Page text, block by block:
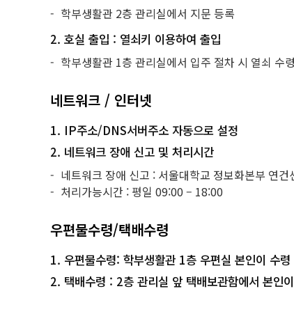
학부생활관 2층 관리실에서 지문 등록
2. 호실 출입 : 열쇠키 이용하여 출입
학부생활관 1층 관리실에서 입주 절차 시 열쇠 수령
네트워크 / 인터넷
1. IP주소/DNS서버주소 자동으로 설정
2. 네트워크 장애 신고 및 처리시간
네트워크 장애 신고 : 서울대학교 정보화본부 연
처리가능시간 : 평일 09:00 – 18:00
우편물수령/택배수령
1. 우편물수령: 학부생활관 1층 우편실 본인이 수령
2. 택배수령 : 2층 관리실 앞 택배보관함에서 본인